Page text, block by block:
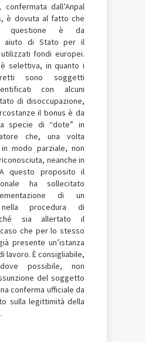
confermata dall’Anpal
è dovuta al fatto che
questione è da
aiuto di Stato per il
fondi europei.
selettiva, in quanto i
sono soggetti
con alcuni
di disoccupazione,
il bonus è da
specie di “dote” in
che, una volta
modo parziale, non
neanche in
questo proposito il
ha sollecitato
di un
nella procedura di
sia allertato il
che per lo stesso
presente un’istanza
lavoro. È consigliabile,
possibile, non
del soggetto
conferma ufficiale da
sulla legittimità della